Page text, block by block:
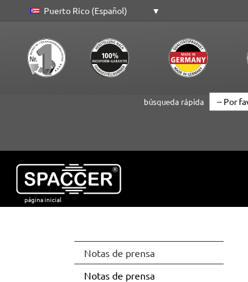
Puerto Rico (Español)
búsqueda rápida
página inicial
Notas de prensa(current)
Notas de prensa